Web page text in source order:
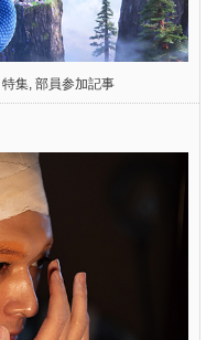
特集, 部員参加記事